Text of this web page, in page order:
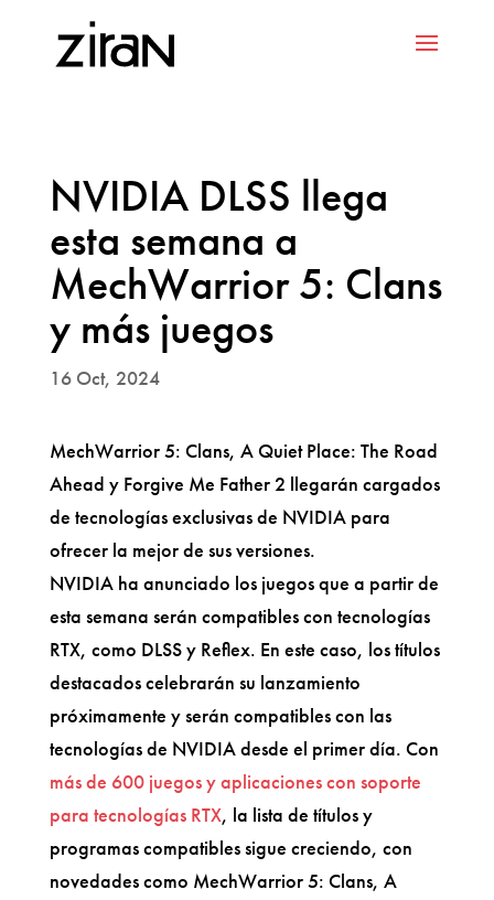
NVIDIA DLSS llega
esta semana a
MechWarrior 5: Clans
y más juegos
16 Oct, 2024
MechWarrior 5: Clans, A Quiet Place: The Road
Ahead y Forgive Me Father 2 llegarán cargados
de tecnologías exclusivas de NVIDIA para
ofrecer la mejor de sus versiones.
NVIDIA ha anunciado los juegos que a partir de
esta semana serán compatibles con tecnologías
RTX, como DLSS y Reflex. En este caso, los títulos
destacados celebrarán su lanzamiento
próximamente y serán compatibles con las
tecnologías de NVIDIA desde el primer día. Con
más de 600 juegos y aplicaciones con soporte
para tecnologías RTX, la lista de títulos y
programas compatibles sigue creciendo, con
novedades como MechWarrior 5: Clans, A